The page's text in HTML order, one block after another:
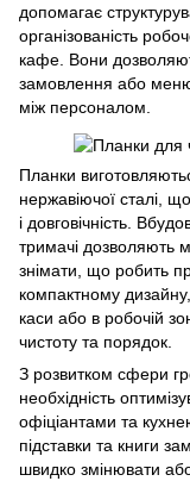
допомагає
організованість
кафе. Вони
замовлення або
між персоналом.
Планки
нержавіючої сталі, що
і довговічність.
тримачі дозволяють
знімати, що робить
компактному
каси або в робочій
чистоту та порядок.
З розвитком сфери
необхідність
офіціантами та
підставки та книги
швидко змінювати